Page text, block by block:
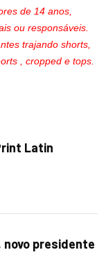
de 14 anos,
ou responsáveis.
trajando shorts,
, cropped e tops.
Latin
presidente